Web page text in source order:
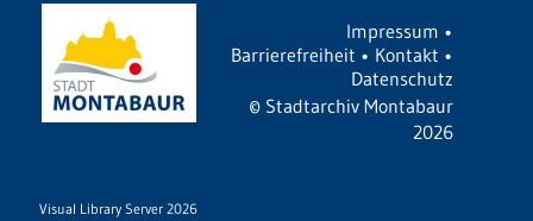
Impressum •
Barrierefreiheit • Kontakt •
Datenschutz
© Stadtarchiv Montabaur
2026
Visual Library Server 2026